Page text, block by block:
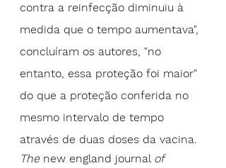
contra a reinfecção diminuiu à
medida que o tempo aumentava",
concluíram os autores, "no
entanto, essa proteção foi maior"
do que a proteção conferida no
mesmo intervalo de tempo
através de duas doses da vacina.
The new england journal of